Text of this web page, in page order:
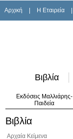
Αρχική H Εταιρεία
Βιβλία
Εκδόσεις Μαλλιάρης-
Παιδεία
Βιβλία
Αρχαία Κείμενα